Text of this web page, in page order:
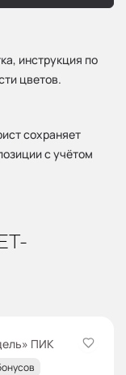
инструкция по
цветов.
сохраняет
с учётом
ПИК